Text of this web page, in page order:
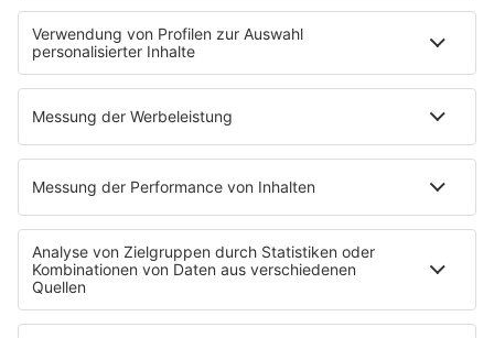
Fitness mit M.A.R.K
Glück in Worten
Todesursache
Niemand muss ein Promi sein
PROGRAMM
Mit den Waffeln einer Frau
SERVICE
Empfang
barba radio App